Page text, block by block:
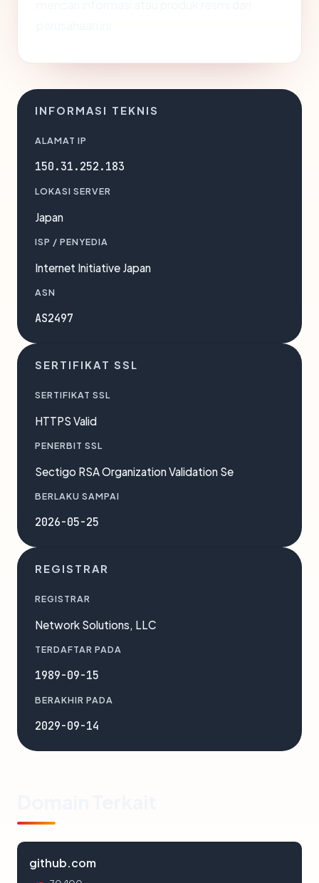
INFORMASI TEKNIS
ALAMAT IP
150.31.252.183
LOKASI SERVER
Japan
ISP / PENYEDIA
Internet Initiative Japan
ASN
AS2497
SERTIFIKAT SSL
SERTIFIKAT SSL
HTTPS Valid
PENERBIT SSL
Sectigo RSA Organization Validation Se
BERLAKU SAMPAI
2026-05-25
REGISTRAR
REGISTRAR
Network Solutions, LLC
TERDAFTAR PADA
1989-09-15
BERAKHIR PADA
2029-09-14
github.com